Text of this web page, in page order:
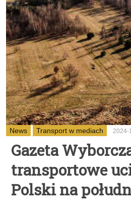
News Transport w mediach 2024-
Gazeta
transportowe
Polski na